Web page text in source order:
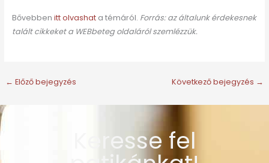
Bővebben itt olvashat a témáról. Forrás: az általunk érdekesnek
talált cikkeket a WEBbeteg oldaláról szemlézzük.
← Előző bejegyzés Következő bejegyzés →
Keresse fel